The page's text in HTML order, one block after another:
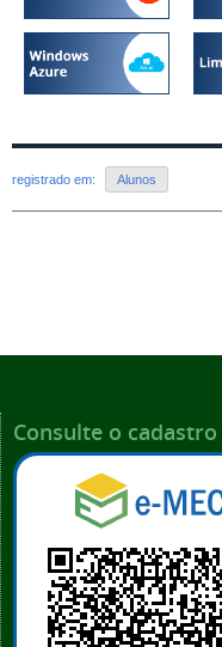
registrado em: Alunos
Consulte o cadastro